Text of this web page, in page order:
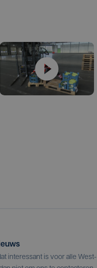
interessant is voor alle West-